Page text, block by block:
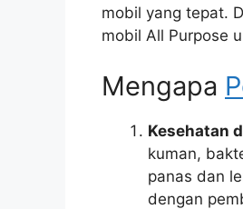
mobil yang tepat.
mobil All Purpose
Mengapa
Kesehatan
kuman,
panas dan
dengan